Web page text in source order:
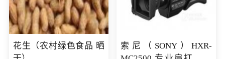
花生（农村绿色食品 晒
索尼（SONY）HXR-